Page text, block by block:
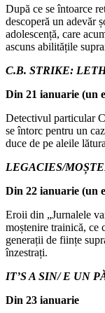
După ce se întoarce
descoperă un adevăr
adolescență, care
ascuns abilitățile
C.B. STRIKE:
Din 21 ianuarie (un
Detectivul particular
se întorc pentru un
duce de pe aleile
LEGACIES/
Din 22 ianuarie (un
Eroii din „Jurnalele
moștenire trainică, ce
generații de ființe
înzestrați.
IT’S A SIN/ E UN
Din 23 ianuarie